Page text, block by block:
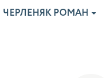
ЧЕРЛЕНЯК РОМАН